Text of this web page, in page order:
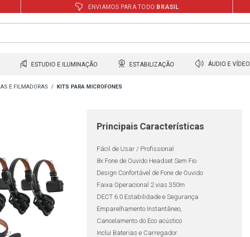
ENVIAMOS PARA TODO BRASIL
ESTUDIO E ILUMINAÇÃO ESTABILIZAÇÃO ÁUDIO E VÍDEO
E FILMADORAS KITS PARA MICROFONES
Principais Características
Fácil de Usar / Profissional
8x Fone de Ouvido Headset Sem Fio
Design Confortável de Fone de Ouvido
Faixa Operacional 2 vias 350m
DECT 6.0 Estabilidade e Segurança
Emparelhamento Instantâneo,
Cancelamento do Eco acústico
Inclui Baterias e Carregador